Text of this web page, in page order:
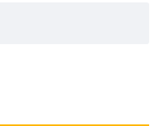
possible to